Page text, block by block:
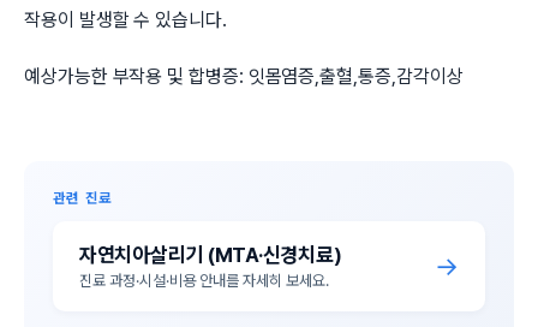
작용이 발생할 수 있습니다.
예상가능한 부작용 및 합병증: 잇몸염증,출혈,통증,감각이상
관련 진료
자연치아살리기 (MTA·신경치료)
진료 과정·시설·비용 안내를 자세히 보세요. →